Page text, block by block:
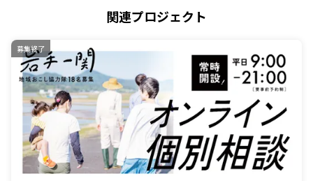
関連プロジェクト
募集終了